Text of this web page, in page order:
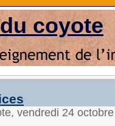
coyote
vendredi 24